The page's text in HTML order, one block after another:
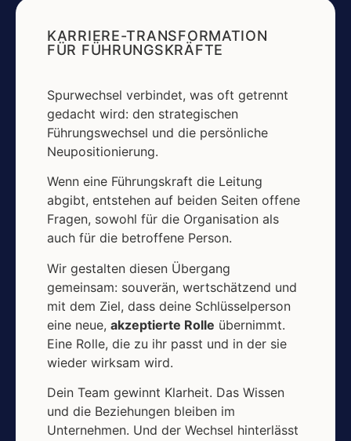
KARRIERE-TRANSFORMATION
FÜR FÜHRUNGSKRÄFTE
Spurwechsel verbindet, was oft getrennt
gedacht wird: den strategischen
Führungswechsel und die persönliche
Neupositionierung.
Wenn eine Führungskraft die Leitung
abgibt, entstehen auf beiden Seiten offene
Fragen, sowohl für die Organisation als
auch für die betroffene Person.
Wir gestalten diesen Übergang
gemeinsam: souverän, wertschätzend und
mit dem Ziel, dass deine Schlüsselperson
eine neue, akzeptierte Rolle übernimmt.
Eine Rolle, die zu ihr passt und in der sie
wieder wirksam wird.
Dein Team gewinnt Klarheit. Das Wissen
und die Beziehungen bleiben im
Unternehmen. Und der Wechsel hinterlässt